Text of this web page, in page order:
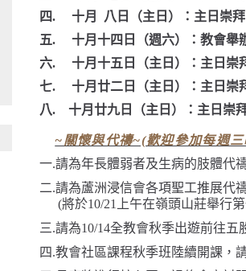
四.
十月 八日（主日）：主日崇
五.
十月十四日（週六）：教會舉
六.
十月十五日（主日）：主日崇
七.
十月廿二日（主日）：主日崇
八.
十月廿九日（主日）：主日崇
~關懷與代禱~(歡迎參加每週
一.請為年長體弱者及生病的肢體代
二.請為蘆洲浸信會各項聖工推展代
(將於10/21 上午在嶺頭山莊舉行
三.請為10/14全教會秋季出遊前往五
四.教會社區課程秋季班陸續開課，